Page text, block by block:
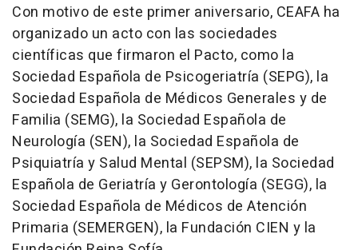
Con motivo de este primer aniversario, CEAFA ha
organizado un acto con las sociedades
científicas que firmaron el Pacto, como la
Sociedad Española de Psicogeriatría (SEPG), la
Sociedad Española de Médicos Generales y de
Familia (SEMG), la Sociedad Española de
Neurología (SEN), la Sociedad Española de
Psiquiatría y Salud Mental (SEPSM), la Sociedad
Española de Geriatría y Gerontología (SEGG), la
Sociedad Española de Médicos de Atención
Primaria (SEMERGEN), la Fundación CIEN y la